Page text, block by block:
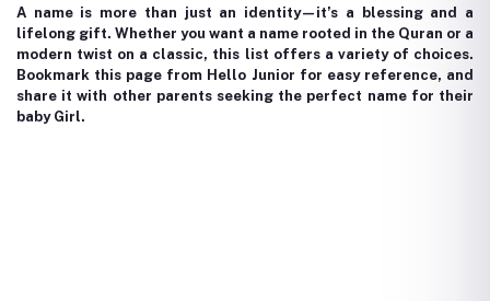
A name is more than just an identity—it’s a blessing and a
lifelong gift. Whether you want a name rooted in the Quran or a
modern twist on a classic, this list offers a variety of choices.
Bookmark this page from Hello Junior for easy reference, and
share it with other parents seeking the perfect name for their
baby Girl.